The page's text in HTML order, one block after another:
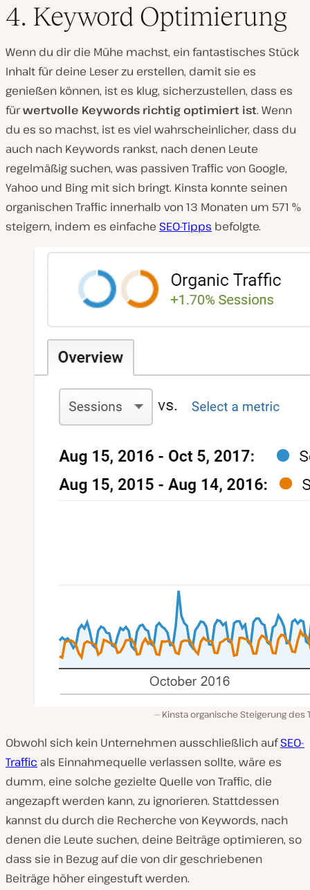
4. Keyword Optimierung
Wenn du dir die Mühe machst, ein fantastisches Stück
Inhalt für deine Leser zu erstellen, damit sie es
genießen können, ist es klug, sicherzustellen, dass es
fürwertvolle Keywords richtig optimiert ist. Wenn
du es so machst, ist es viel wahrscheinlicher, dass du
auch nach Keywords rankst, nach denen Leute
regelmäßig suchen, was passiven Traffic von Google,
Yahoo und Bing mit sich bringt. Kinsta konnte seinen
organischen Traffic innerhalb von 13 Monaten um 571 %
steigern, indem es einfache SEO-Tipps befolgte.
Kinsta organische Steigerung des
Obwohl sich kein Unternehmen ausschließlich aufSEO-
Traffic als Einnahmequelle verlassen sollte, wäre es
dumm, eine solche gezielte Quelle von Traffic, die
angezapft werden kann, zu ignorieren. Stattdessen
kannst du durch die Recherche von Keywords, nach
denen die Leute suchen, deine Beiträge optimieren, so
dass sie in Bezug auf die von dir geschriebenen
Beiträge höher eingestuft werden.